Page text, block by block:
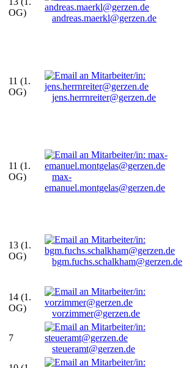
OG)
andreas.maerkl@gerzen.de
11 (1.
OG)
jens.herrnreiter@gerzen.de
11 (1.
OG)
max-
emanuel.montgelas@gerzen.de
13 (1.
OG)
bgm.fuchs.schalkham@gerzen.de
14 (1.
OG)
vorzimmer@gerzen.de
7
steueramt@gerzen.de